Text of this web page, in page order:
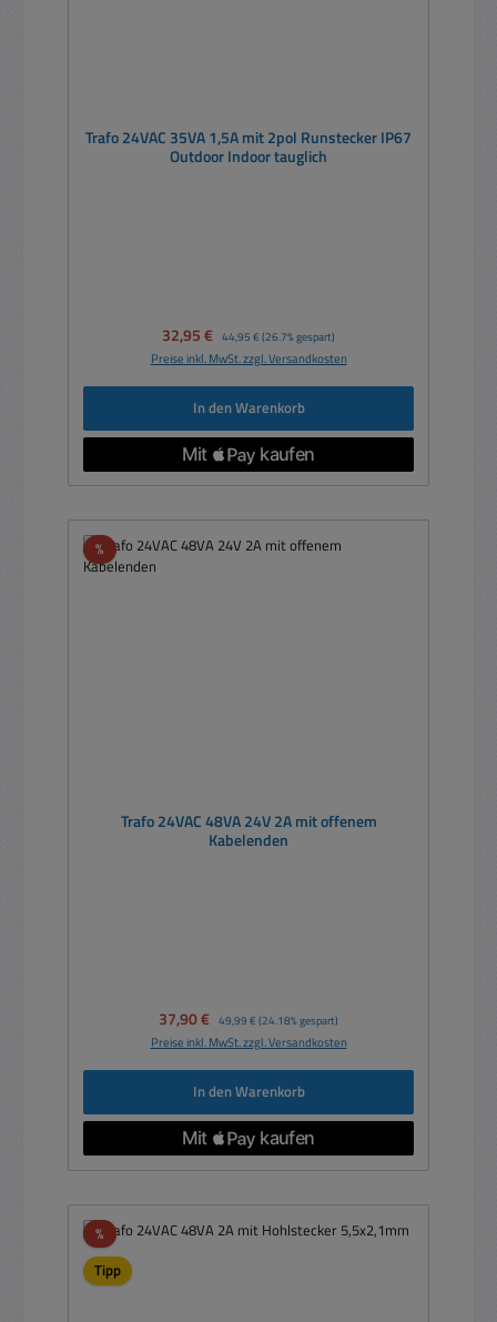
Trafo 24VAC 35VA 1,5A mit 2pol Runstecker IP67
Outdoor Indoor tauglich
Verkaufspreis:
32,95 € Regulärer Preis:
44,95 € (26.7% gespart)
Preise inkl. MwSt. zzgl. Versandkosten
In den Warenkorb
%Rabatt
Trafo 24VAC 48VA 24V 2A mit offenem
Kabelenden
Verkaufspreis:
37,90 € Regulärer Preis:
49,99 € (24.18% gespart)
Preise inkl. MwSt. zzgl. Versandkosten
In den Warenkorb
%Rabatt
Tipp